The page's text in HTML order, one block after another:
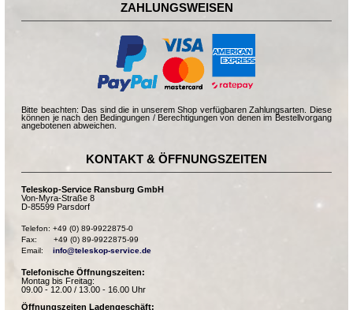
ZAHLUNGSWEISEN
Bitte beachten: Das sind die in unserem Shop verfügbaren Zahlungsarten. Diese
können je nach den Bedingungen / Berechtigungen von denen im Bestellvorgang
angebotenen abweichen.
KONTAKT & ÖFFNUNGSZEITEN
Teleskop-Service Ransburg GmbH
Von-Myra-Straße 8
D-85599 Parsdorf
Telefon: +49 (0) 89-9922875-0
Fax:       +49 (0) 89-9922875-99
Email: info@teleskop-service.de
Telefonische Öffnungszeiten:
Montag bis Freitag:
09.00 - 12.00 / 13.00 - 16.00 Uhr
Öffnungszeiten Ladengeschäft: